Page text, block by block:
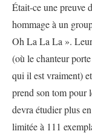
Était-ce une preuve
hommage à un
Oh La La La ».
(où le chanteur
qui il est vraiment)
prend son tom pour
devra étudier plus
limitée à 111